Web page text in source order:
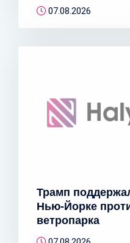
07.08.2026
Трамп
Нью-Йорке
ветропарка